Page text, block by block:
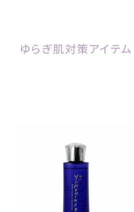
ゆらぎ肌対策アイテム